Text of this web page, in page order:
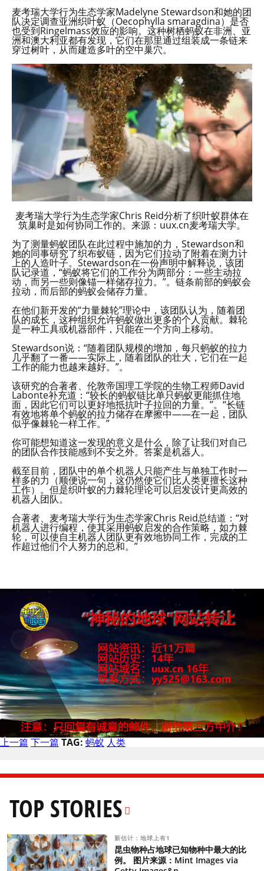
麦考瑞大学行为生态学家Madelyne Stewardson和她的团
队决定调查亚洲织叶蚁（Oecophylla smaragdina）是否
也受到Ringelmass效应的影响。这种树栖蚂蚁在非洲、亚
洲和澳大利亚都有发现，它们在那里通过组装成一条链来
穿过树叶，从而建造多叶的空中巢穴。
麦考瑞大学行为生态学家Chris Reid分析了织叶蚁群体在
筑巢时是如何协同工作的。来源：uux.cn麦考瑞大学。
为了测量蚂蚁团队在此过程中施加的力，Stewardson和
她的同事研究了织布蚁链，因为它们拉动了附着在测力计
上的人造叶子。Stewardson在一份声明中解释说，该团
队记录道，“蚂蚁将它们的工作分为两部分：一些主动拉
动，而另一些则像锚一样储存拉力。”。链条前部的蚂蚁会
拉动，而后部的蚂蚁会储存力量。
在他们新开发的“力量棘轮”理论中，该团队认为，随着团
队的成长，这种组织允许蚂蚁做出更多的个人贡献。棘轮
是一种工具或机器部件，只能在一个方向上移动。
Stewardson说：“随着团队规模的增加，每只蚂蚁的拉力
几乎翻了一番——实际上，随着团队的壮大，它们在一起
工作的能力也越来越好。”。
该研究的合著者、伦敦帝国理工学院的生物工程师David
Labonte补充道：“较长的蚂蚁链比单只蚂蚁更能抓住地
面，因此它们可以更好地抵抗叶子拉回的力量。”。“长链
有效地将单个蚂蚁的拉力储存在摩擦中——在一起，团队
似乎像棘轮一样工作。”
你可能想知道这一发现的意义是什么，除了让我们对自己
的团队合作技能感到不安之外。答案是机器人。
截至目前，团队中的单个机器人只能产生与单独工作时一
样多的力（顺便说一句，这仍然使它们比人类更擅长这种
工作）。但是织叶蚁的力棘轮理论可以启发设计更高效的
机器人团队。
合著者、麦考瑞大学行为生态学家Chris Reid总结道：“对
机器人进行编程，使其采用蚂蚁启发的合作策略，如力棘
轮，可以使自主机器人团队更有效地协同工作，完成的工
作超过他们个人努力的总和。”
上一篇 下一篇 TAG: 蚂蚁 人类
TOP STORIES
新估计：地球上有1
昆虫物种占地球已知物种中最大的比
例。 图片来源：Mint Images via